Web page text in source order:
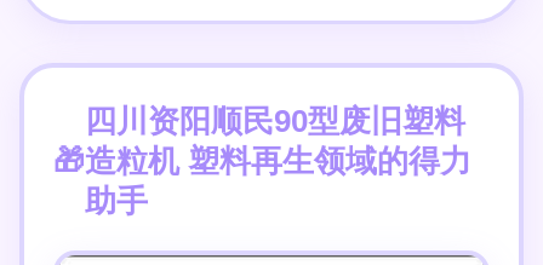
四川资阳顺民90型废旧塑料
造粒机 塑料再生领域的得力
助手